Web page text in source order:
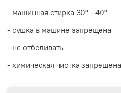
- машинная стирка 30° - 40°
- сушка в машине запрещена
- не отбеливать
- химическая чистка запрещена